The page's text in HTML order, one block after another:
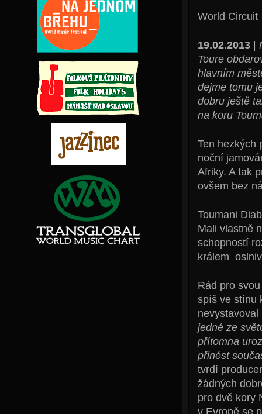
World Circuit
19.02.2013|
Toure
hlavním
dejme tomu
dobru ještě
na koru
Ten hezkých
noční
Afriky. A tak
ovšem bez
Toumani
Mali vlastně
schopností
králem
Rád pro
spíš ve stínu
nevystavoval
jedné ze
přítomna
přinést
tvrdí
žádných
pro dvě kory
v Evropě se